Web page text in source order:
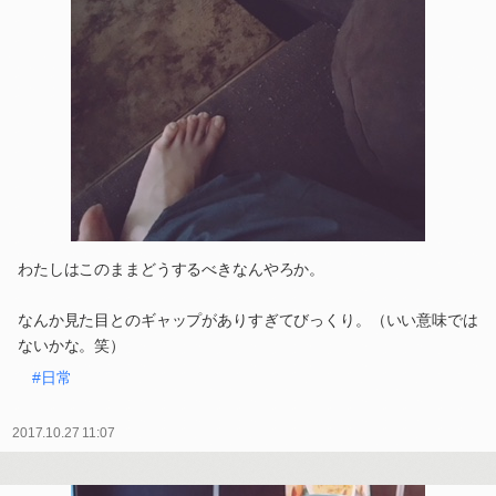
わたしはこのままどうするべきなんやろか。
なんか見た目とのギャップがありすぎてびっくり。（いい意味では
ないかな。笑）
#日常
2017.10.27 11:07